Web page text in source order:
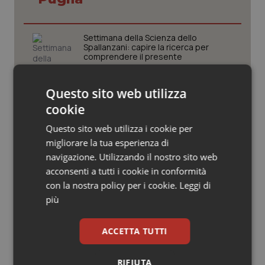
Veneto
Oncoematologia
Oncologia & Nutrizione
Psoriasi & pelle
Quotidiano Cardiologia
Quotidiano Chirurgia
Quotidiano Oncologia
Quotidiano Pediatria
Rene & patologie urogenitali
Settimana della Scienza dello
Spallanzani: capire la ricerca per
comprendere il presente
Regione Lombardia scrive al ministro
fotografano la qualità reale del Ssn”
Case di comunità. La sfida ora è
riempirle di professionisti e servizi. Il
punto della Conferenza delle Regioni
criticità riscontrate, stop al
Questo sito web utilizza
cookie
Questo sito web utilizza i cookie per
migliorare la tua esperienza di
navigazione. Utilizzando il nostro sito web
acconsenti a tutti i cookie in conformità
con la nostra policy per i cookie. Leggi di
più
ACCETTA TUTTI
RIFIUTA